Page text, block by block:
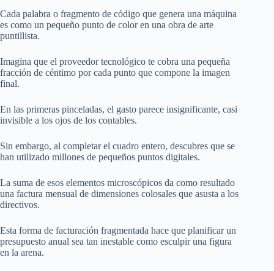
Cada palabra o fragmento de código que genera una máquina
es como un pequeño punto de color en una obra de arte
puntillista.
Imagina que el proveedor tecnológico te cobra una pequeña
fracción de céntimo por cada punto que compone la imagen
final.
En las primeras pinceladas, el gasto parece insignificante, casi
invisible a los ojos de los contables.
Sin embargo, al completar el cuadro entero, descubres que se
han utilizado millones de pequeños puntos digitales.
La suma de esos elementos microscópicos da como resultado
una factura mensual de dimensiones colosales que asusta a los
directivos.
Esta forma de facturación fragmentada hace que planificar un
presupuesto anual sea tan inestable como esculpir una figura
en la arena.